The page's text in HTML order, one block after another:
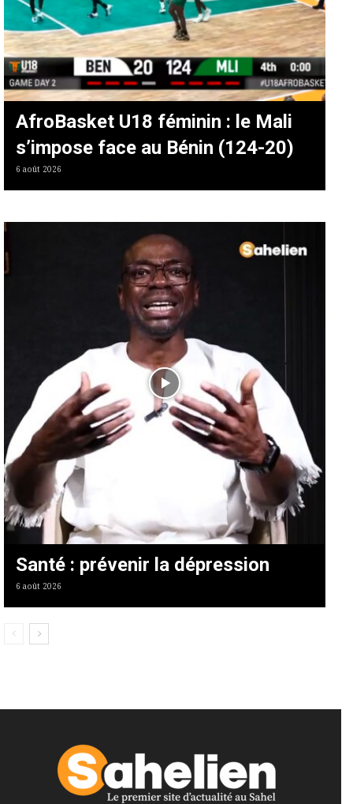
AfroBasket U18 féminin : le Mali
s’impose face au Bénin (124-20)
6 août 2026
Santé : prévenir la dépression
6 août 2026